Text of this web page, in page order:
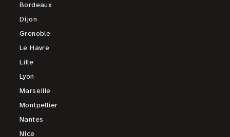
Bordeaux
Dijon
Grenoble
Le Havre
Lille
Lyon
Marseille
Montpellier
Nantes
Nice